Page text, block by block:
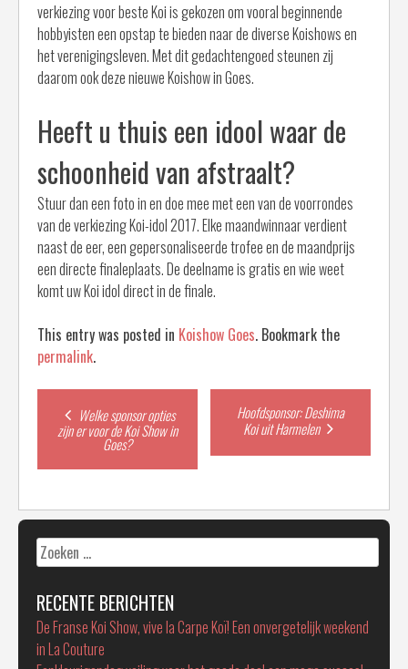
verkiezing voor beste Koi is gekozen om vooral beginnende
hobbyisten een opstap te bieden naar de diverse Koishows en
het verenigingsleven. Met dit gedachtengoed steunen zij
daarom ook deze nieuwe Koishow in Goes.
Heeft u thuis een idool waar de
schoonheid van afstraalt?
Stuur dan een foto in en doe mee met een van de voorrondes
van de verkiezing Koi-idol 2017. Elke maandwinnaar verdient
naast de eer, een gepersonaliseerde trofee en de maandprijs
een directe finaleplaats. De deelname is gratis en wie weet
komt uw Koi idol direct in de finale.
This entry was posted in Koishow Goes. Bookmark the
permalink.
Post
navigation
Welke sponsor opties
zijn er voor de Koi Show in
Goes?
Hoofdsponsor: Deshima
Koi uit Harmelen
Zoeken
naar:
RECENTE BERICHTEN
De Franse Koi Show, vive la Carpe Koï! Een onvergetelijk weekend
in La Couture